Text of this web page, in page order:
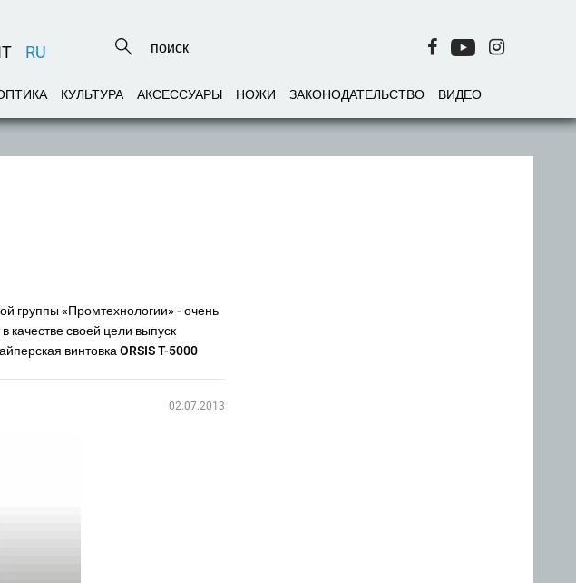
RU
КУЛЬТУРА АКСЕССУАРЫ НОЖИ ЗАКОНОДАТЕЛЬСТВО ВИДЕО
группы «Промтехнологии» - очень
качестве своей цели выпуск
винтовка ORSIS T-5000
02.07.2013